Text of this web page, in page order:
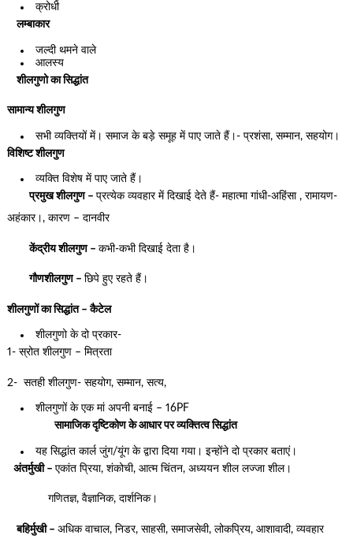
क्रोधी
लम्बाकार
जल्दी थमने वाले
आलस्य
शीलगुणो का सिद्धांत
सामान्य शीलगुण
सभी व्यक्तियों में। समाज के बड़े समूह में पाए जाते हैं।- प्रशंसा, सम्मान, सहयोग।
विशिष्ट शीलगुण
व्यक्ति विशेष में पाए जाते हैं।
प्रमुख शीलगुण – प्रत्येक व्यवहार में दिखाई देते हैं- महात्मा गांधी-अहिंसा , रामायण-
अहंकार।, कारण – दानवीर
केंद्रीय शीलगुण – कभी-कभी दिखाई देता है।
गौणशीलगुण – छिपे हुए रहते हैं।
शीलगुणों का सिद्धांत – कैटेल
शीलगुणो के दो प्रकार-
1- स्रोत शीलगुण – मित्रता
2- सतही शीलगुण- सहयोग, सम्मान, सत्य,
शीलगुणों के एक मां अपनी बनाई – 16PF
सामाजिक दृष्टिकोण के आधार पर व्यक्तित्व सिद्धांत
यह सिद्धांत कार्ल जुंग/यूंग के द्वारा दिया गया। इन्होंने दो प्रकार बताएं।
अंतर्मुखी – एकांत प्रिया, शंकोची, आत्म चिंतन, अध्ययन शील लज्जा शील।
गणितज्ञ, वैज्ञानिक, दार्शनिक।
बहिर्मुखी – अधिक वाचाल, निडर, साहसी, समाजसेवी, लोकप्रिय, आशावादी, व्यवहार